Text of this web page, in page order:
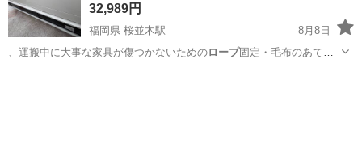
32,989円
福岡県 桜並木駅
8月8日
、運搬中に大事な家具が傷つかないためのロープ固定・毛布のあてが